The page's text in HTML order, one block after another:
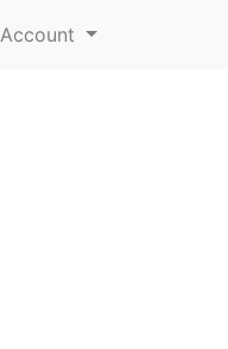
Account